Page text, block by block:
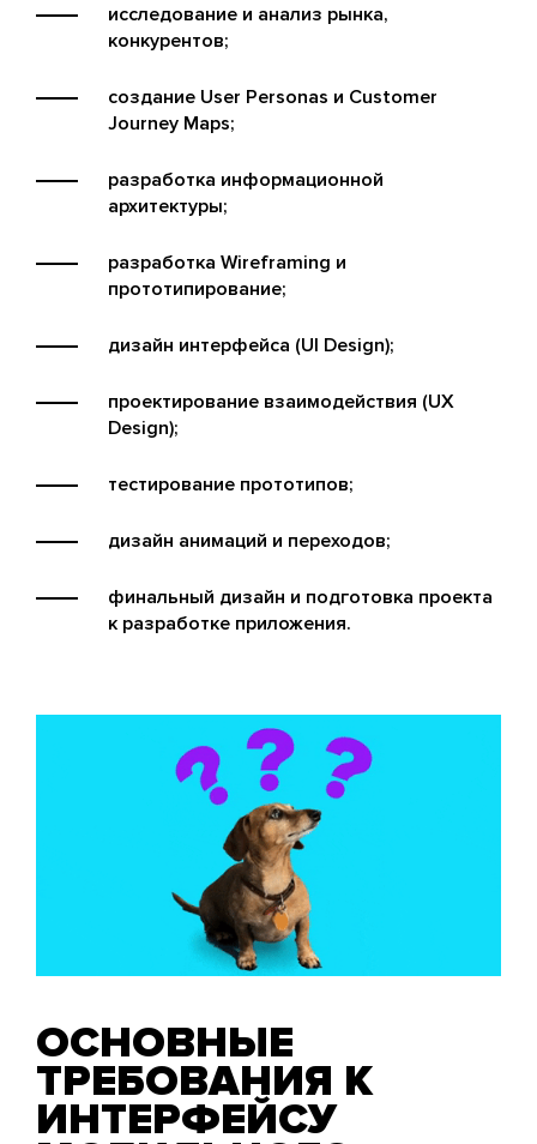
исследование и анализ рынка,
конкурентов;
создание User Personas и Customer
Journey Maps;
разработка информационной
архитектуры;
разработка Wireframing и
прототипирование;
дизайн интерфейса (UI Design);
проектирование взаимодействия (UX
Design);
тестирование прототипов;
дизайн анимаций и переходов;
финальный дизайн и подготовка проекта
к разработке приложения.
ОСНОВНЫЕ
ТРЕБОВАНИЯ К
ИНТЕРФЕЙСУ